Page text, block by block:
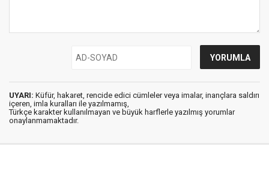
UYARI: Küfür, hakaret, rencide edici cümleler veya imalar, inançlara saldırı
içeren, imla kuralları ile yazılmamış,
Türkçe karakter kullanılmayan ve büyük harflerle yazılmış yorumlar
onaylanmamaktadır.